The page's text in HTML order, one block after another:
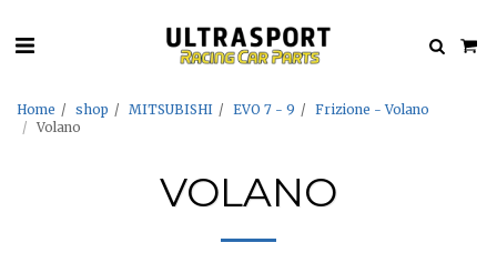
Home shop MITSUBISHI EVO 7 - 9
Frizione - Volano
Volano
VOLANO